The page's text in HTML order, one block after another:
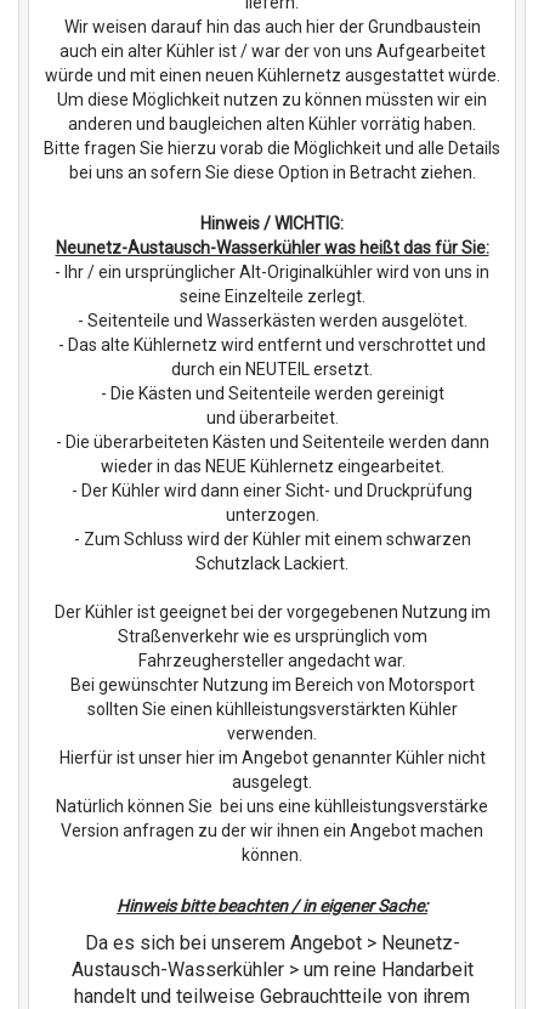
Wir weisen darauf hin das auch hier der Grundbaustein
auch ein alter Kühler ist / war der von uns Aufgearbeitet
würde und mit einen neuen Kühlernetz ausgestattet würde.
Um diese Möglichkeit nutzen zu können müssten wir ein
anderen und baugleichen alten Kühler vorrätig haben.
Bitte fragen Sie hierzu vorab die Möglichkeit und alle Details
bei uns an sofern Sie diese Option in Betracht ziehen.
Hinweis / WICHTIG:
Neunetz-Austausch-Wasserkühlerwas heißt das für Sie:
- Ihr / ein ursprünglicher Alt-Originalkühler wird von uns in
seine Einzelteile zerlegt.
- Seitenteile und Wasserkästen werden ausgelötet.
- Das alte Kühlernetz wird entfernt und verschrottet und
durch ein NEUTEIL ersetzt.
- Die Kästen und Seitenteile werden gereinigt
und überarbeitet.
- Die überarbeiteten Kästen und Seitenteile werden dann
wieder in das NEUE Kühlernetz eingearbeitet.
- Der Kühler wird dann einer Sicht- und Druckprüfung
unterzogen.
- Zum Schluss wird der Kühler mit einem schwarzen
Schutzlack Lackiert.
Der Kühler ist geeignet bei der vorgegebenen Nutzung im
Straßenverkehr wie es ursprünglich vom
Fahrzeughersteller angedacht war.
Bei gewünschter Nutzung im Bereich von Motorsport
sollten Sie einen kühlleistungsverstärkten Kühler
verwenden.
Hierfür ist unser hier im Angebot genannter Kühler nicht
ausgelegt.
Natürlich können Sie bei uns eine kühlleistungsverstärke
Version anfragen zu der wir ihnen ein Angebot machen
können.
Hinweis bitte beachten / in eigener Sache:
Da es sich bei unserem Angebot > Neunetz-
Austausch-Wasserkühler > um reine Handarbeit
handelt und teilweise Gebrauchtteile von ihrem